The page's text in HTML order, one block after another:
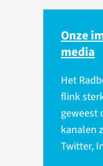
Onze
media
Het
flink
geweest
kanalen
Twitter,